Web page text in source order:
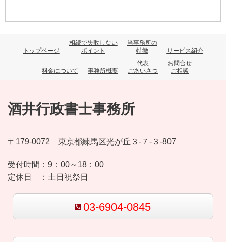
トップページ
相続で失敗しない
ポイント
当事務所の
特徴
サービス紹介
料金について 事務所概要
代表
ごあいさつ
お問合せ
ご相談
酒井行政書士事務所
〒179-0072 東京都練馬区光が丘３-７-３-807
受付時間： 9：00～18：00
定休日 ： 土日祝祭日
03-6904-0845